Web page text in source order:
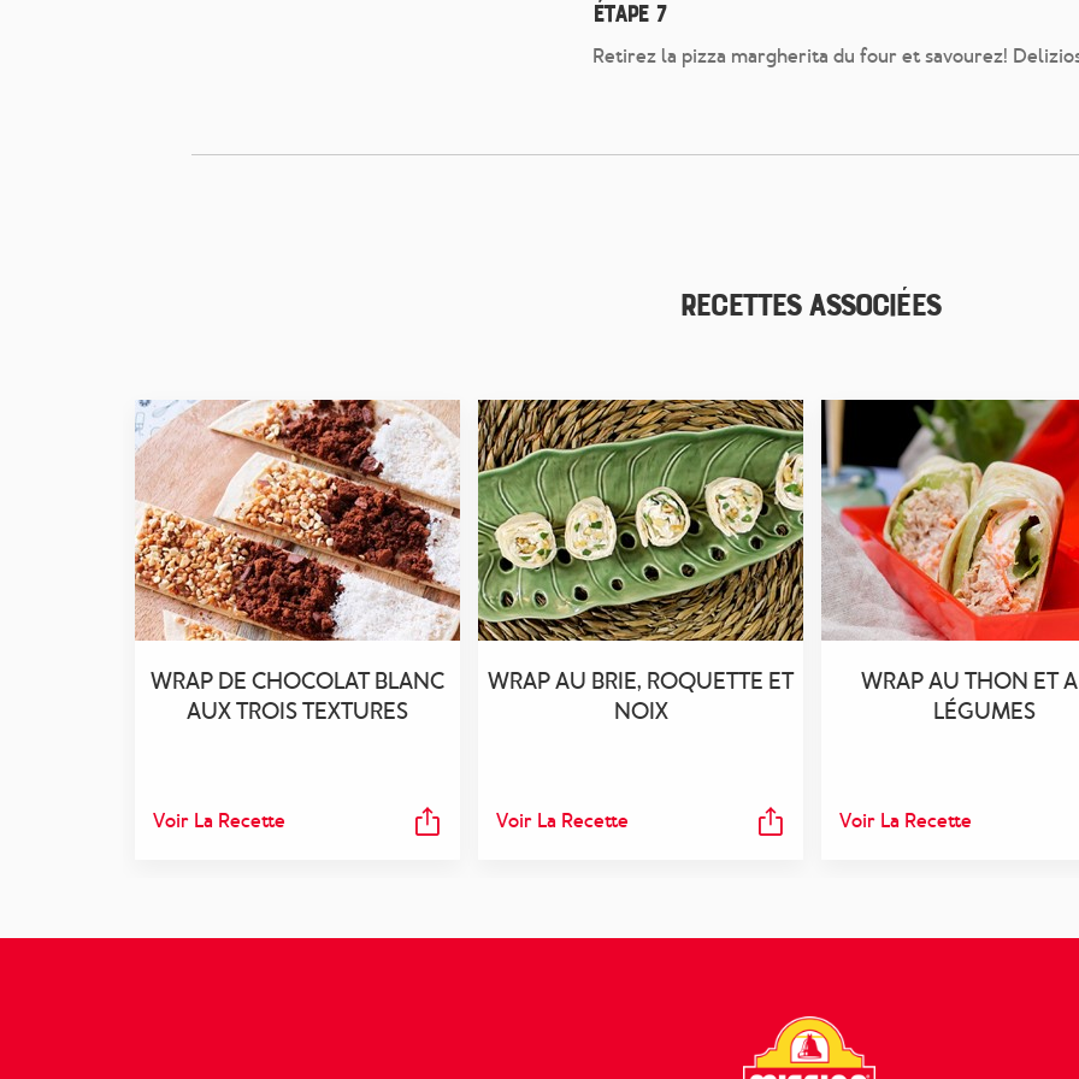
Étape 7
Retirez la pizza margherita du four et savourez!
Recettes associées
WRAP DE CHOCOLAT BLANC
AUX TROIS TEXTURES
Voir La Recette
WRAP AU BRIE, ROQUETTE ET
NOIX
Voir La Recette
WRAP AU THON ET
LÉGUMES
Voir La Recette